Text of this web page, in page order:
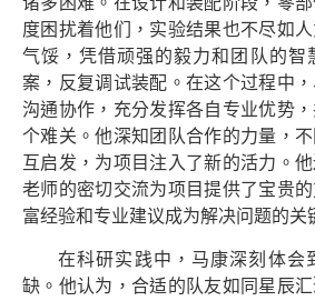
度困扰着他们，实验结果也不尽如
气馁，凭借顽强的毅力和团队的智
案，反复调试装配。在这个过程中
沟通协作，充分发挥各自专业优势
个难关。他深知团队合作的力量，
互启发，为项目注入了新的活力。
老师的密切交流为项目提供了宝贵
富经验和专业建议成为解决问题的关
在科研实践中，马康深刻体会
缺。他认为，合适的队友如同星辰